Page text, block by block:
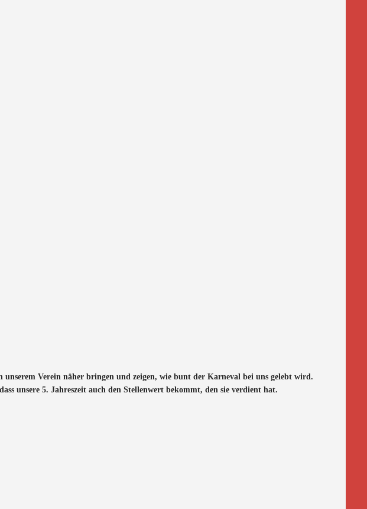
Verein näher bringen und zeigen, wie bunt der Karneval bei uns gelebt wird.
unsere 5. Jahreszeit auch den Stellenwert bekommt, den sie verdient hat.